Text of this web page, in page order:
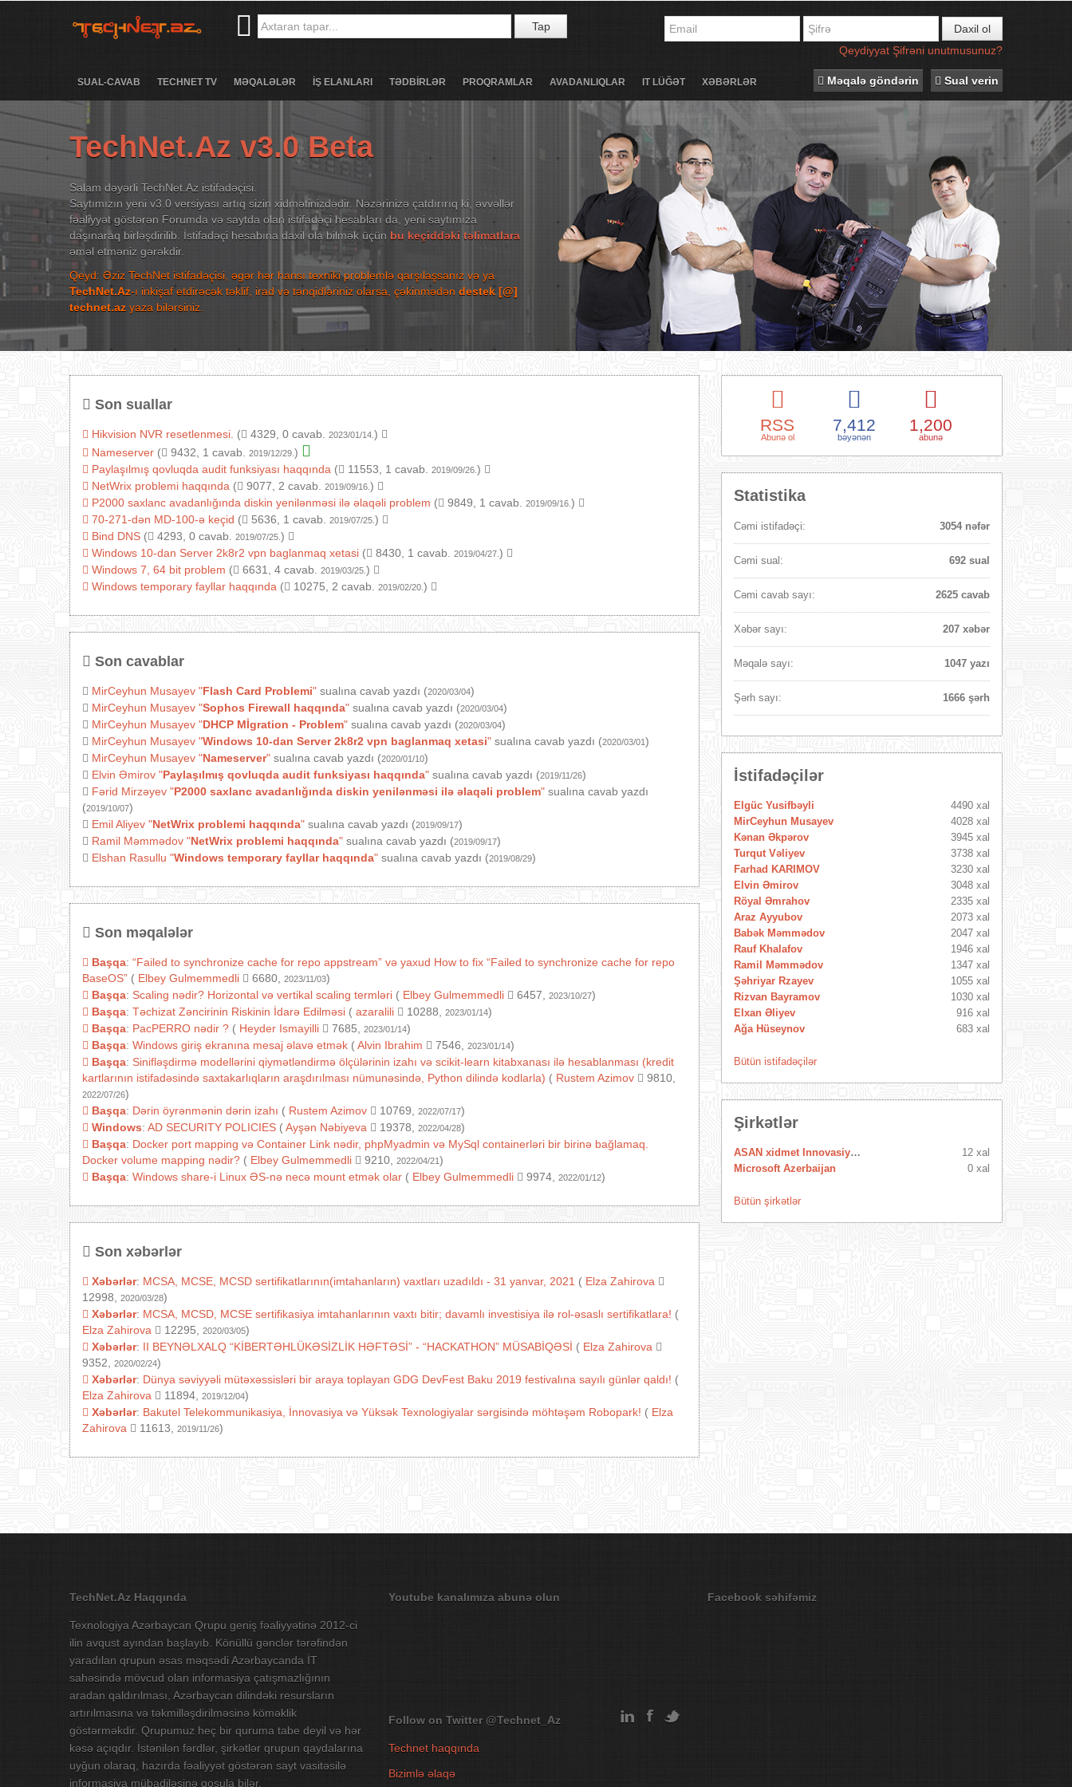
Tap
Daxil ol
Qeydiyyat Şifrəni unutmusunuz?
SUAL-CAVAB TECHNET TV MƏQALƏLƏR İŞ ELANLARI TƏDBİRLƏR PROQRAMLAR AVADANLIQLAR IT LÜĞƏT XƏBƏRLƏR Məqalə göndərin Sual verin
TechNet.Az v3.0 Beta
Salam dəyərli TechNet.Az istifadəçisi.
Saytımızın yeni v3.0 versiyası artıq sizin xidmətinizdədir. Nəzərinizə çatdırırıq ki, əvvəllər
fəaliyyət göstərən Forumda və saytda olan istifadəçi hesabları da, yeni saytımıza
daşınaraq birləşdirilib. İstifadəçi hesabına daxil ola bilmək üçün bu keçiddəki təlimatlara
əməl etməniz gərəkdir.
Qeyd: Əziz TechNet istifadəçisi, əgər hər hansı texniki problemlə qarşılaşsanız və ya
TechNet.Az-ı inkişaf etdirəcək təklif, irad və tənqidləriniz olarsa, çəkinmədən destek [@]
technet.az yaza bilərsiniz.
Son suallar
Hikvision NVR resetlenmesi. ( 4329, 0 cavab. 2023/01/14. )
Nameserver ( 9432, 1 cavab. 2019/12/29. )
Paylaşılmış qovluqda audit funksiyası haqqında ( 11553, 1 cavab. 2019/09/26. )
NetWrix problemi haqqında ( 9077, 2 cavab. 2019/09/16. )
P2000 saxlanc avadanlığında diskin yenilənməsi ilə əlaqəli problem ( 9849, 1 cavab. 2019/09/16. )
70-271-dən MD-100-ə keçid ( 5636, 1 cavab. 2019/07/25. )
Bind DNS ( 4293, 0 cavab. 2019/07/25. )
Windows 10-dan Server 2k8r2 vpn baglanmaq xetasi ( 8430, 1 cavab. 2019/04/27. )
Windows 7, 64 bit problem ( 6631, 4 cavab. 2019/03/25. )
Windows temporary fayllar haqqında ( 10275, 2 cavab. 2019/02/20. )
Son cavablar
MirCeyhun Musayev "Flash Card Problemi" sualına cavab yazdı (2020/03/04)
MirCeyhun Musayev "Sophos Firewall haqqında" sualına cavab yazdı (2020/03/04)
MirCeyhun Musayev "DHCP Mİgration - Problem" sualına cavab yazdı (2020/03/04)
MirCeyhun Musayev "Windows 10-dan Server 2k8r2 vpn baglanmaq xetasi" sualına cavab yazdı (2020/03/01)
MirCeyhun Musayev "Nameserver" sualına cavab yazdı (2020/01/10)
Elvin Əmirov "Paylaşılmış qovluqda audit funksiyası haqqında" sualına cavab yazdı (2019/11/26)
Fərid Mirzəyev "P2000 saxlanc avadanlığında diskin yenilənməsi ilə əlaqəli problem" sualına cavab yazdı
(2019/10/07)
Emil Aliyev "NetWrix problemi haqqında" sualına cavab yazdı (2019/09/17)
Ramil Məmmədov "NetWrix problemi haqqında" sualına cavab yazdı (2019/09/17)
Elshan Rasullu "Windows temporary fayllar haqqında" sualına cavab yazdı (2019/08/29)
Son məqalələr
Başqa: “Failed to synchronize cache for repo appstream” və yaxud How to fix “Failed to synchronize cache for repo
BaseOS” ( Elbey Gulmemmedli 6680, 2023/11/03)
Başqa: Scaling nədir? Horizontal və vertikal scaling termləri ( Elbey Gulmemmedli 6457, 2023/10/27)
Başqa: Təchizat Zəncirinin Riskinin İdarə Edilməsi ( azaralili 10288, 2023/01/14)
Başqa: PacPERRO nədir ? ( Heyder Ismayilli 7685, 2023/01/14)
Başqa: Windows giriş ekranına mesaj əlavə etmək (Alvin Ibrahim 7546, 2023/01/14)
Başqa: Sinifləşdirmə modellərini qiymətləndirmə ölçülərinin izahı və scikit-learn kitabxanası ilə hesablanması (kredit
kartlarının istifadəsində saxtakarlıqların araşdırılması nümunəsində, Python dilində kodlarla) ( Rustem Azimov 9810,
2022/07/26)
Başqa: Dərin öyrənmənin dərin izahı ( Rustem Azimov 10769, 2022/07/17)
Windows: AD SECURITY POLICIES (Ayşən Nəbiyeva 19378, 2022/04/28)
Başqa: Docker port mapping və Container Link nədir, phpMyadmin və MySql containerləri bir birinə bağlamaq.
Docker volume mapping nədir? ( Elbey Gulmemmedli 9210, 2022/04/21)
Başqa: Windows share-i Linux ƏS-nə necə mount etmək olar ( Elbey Gulmemmedli 9974, 2022/01/12)
Son xəbərlər
Xəbərlər: MCSA, MCSE, MCSD sertifikatlarının(imtahanların) vaxtları uzadıldı - 31 yanvar, 2021 ( Elza Zahirova
12998,
2020/03/28)
Xəbərlər: MCSA, MCSD, MCSE sertifikasiya imtahanlarının vaxtı bitir; davamlı investisiya ilə rol-əsaslı sertifikatlara! (
Elza Zahirova
12295, 2020/03/05)
Xəbərlər: II BEYNƏLXALQ “KİBERTƏHLÜKƏSİZLİK HƏFTƏSİ” - “HACKATHON” MÜSABİQƏSİ ( Elza Zahirova
9352,
2020/02/24)
Xəbərlər: Dünya səviyyəli mütəxəssisləri bir araya toplayan GDG DevFest Baku 2019 festivalına sayılı günlər qaldı! (
Elza Zahirova
11894, 2019/12/04)
Xəbərlər: Bakutel Telekommunikasiya, İnnovasiya və Yüksək Texnologiyalar sərgisində möhtəşəm Robopark! ( Elza
Zahirova
11613, 2019/11/26)
RSS
Abunə ol
7,412
bəyənən
1,200
abunə
Statistika
Cəmi istifadəçi: 3054 nəfər
Cəmi sual: 692 sual
Cəmi cavab sayı: 2625 cavab
Xəbər sayı: 207 xəbər
Məqalə sayı: 1047 yazı
Şərh sayı: 1666 şərh
İstifadəçilər
Elgüc Yusifbəyli
4490 xal
MirCeyhun Musayev
4028 xal
Kənan Əkpərov
3945 xal
Turqut Vəliyev
3738 xal
Farhad KARIMOV
3230 xal
Elvin Əmirov
3048 xal
Röyal Əmrahov
2335 xal
Araz Ayyubov
2073 xal
Babək Məmmədov
2047 xal
Rauf Khalafov
1946 xal
Ramil Məmmədov
1347 xal
Şəhriyar Rzayev
1055 xal
Rizvan Bayramov
1030 xal
Elxan Əliyev
916 xal
Ağa Hüseynov
683 xal
Bütün istifadəçilər
Şirkətlər
ASAN xidmet Innovasiya Mərkəzi
12 xal
Microsoft Azerbaijan
0 xal
Bütün şirkətlər
TechNet.Az Haqqında
Texnologiya Azərbaycan Qrupu geniş fəaliyyətinə 2012-ci
ilin avqust ayından başlayıb. Könüllü gənclər tərəfindən
yaradılan qrupun əsas məqsədi Azərbaycanda İT
sahəsində mövcud olan informasiya çatışmazlığının
aradan qaldırılması, Azərbaycan dilindəki resursların
artırılmasına və təkmilləşdirilməsinə köməklik
göstərməkdir. Qrupumuz heç bir quruma tabe deyil və hər
kəsə açıqdır. İstənilən fərdlər, şirkətlər qrupun qaydalarına
uyğun olaraq, hazırda fəaliyyət göstərən sayt vasitəsilə
informasiya mübadiləsinə qoşula bilər.
Youtube kanalımıza abunə olun
Follow on Twitter @Technet_Az
Technet haqqında
Bizimlə əlaqə
Facebook səhifəmiz